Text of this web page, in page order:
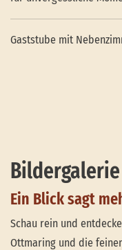
Gaststube mit
Bildergalerie
Ein Blick sagt
Schau rein und
Ottmaring und die